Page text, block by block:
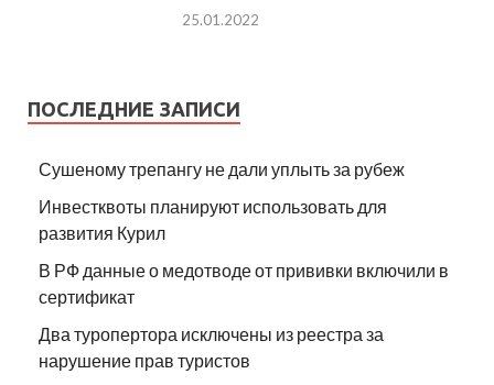
25.01.2022
ПОСЛЕДНИЕ ЗАПИСИ
Сушеному трепангу не дали уплыть за рубеж
Инвестквоты планируют использовать для
развития Курил
В РФ данные о медотводе от прививки включили в
сертификат
Два туропертора исключены из реестра за
нарушение прав туристов